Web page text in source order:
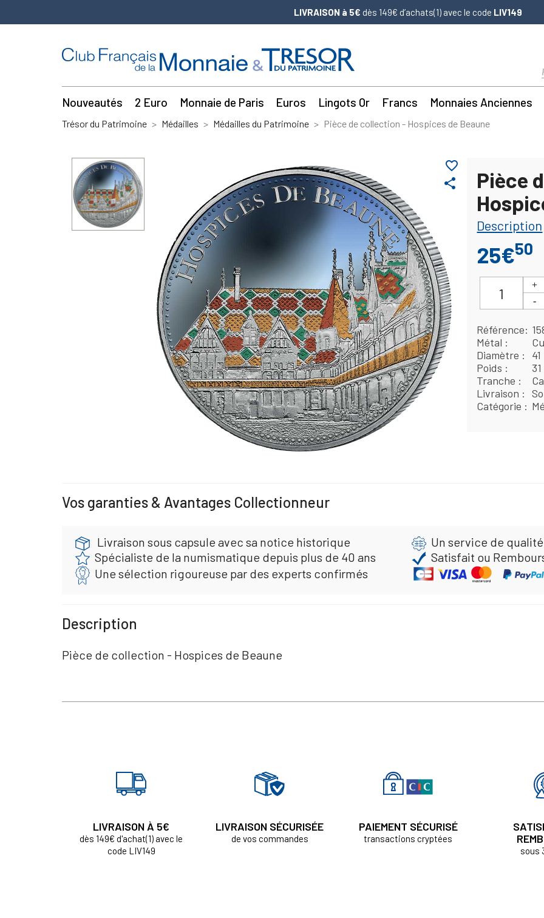
LIVRAISON à 5€ dès 149€ d’achats(1) avec le code LIV149
Nouveautés 2 Euro Monnaie de Paris Euros Lingots Or Francs Monnaies Anciennes
Trésor du Patrimoine Médailles Médailles du Patrimoine Pièce de collection - Hospices de Beaune
share
favorite_border
Pièce
Description
25€50
Référence
Métal
Diamètre
Poids
Tranche
Livraison
Catégorie
Vos garanties & Avantages Collectionneur
Livraison sous capsule avec sa notice historique
Un service de
Spécialiste de la numismatique depuis plus de 40 ans
Satisfait ou
Une sélection rigoureuse par des experts confirmés
Description
Pièce de collection - Hospices de Beaune
LIVRAISON À 5€
dès 149€ d'achat(1) avec le
code LIV149
LIVRAISON SÉCURISÉE
de vos commandes
PAIEMENT SÉCURISÉ
transactions cryptées
sous